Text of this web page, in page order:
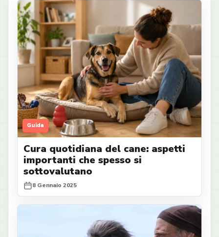
Guida
Cura quotidiana del cane: aspetti
importanti che spesso si
sottovalutano
8 Gennaio 2025